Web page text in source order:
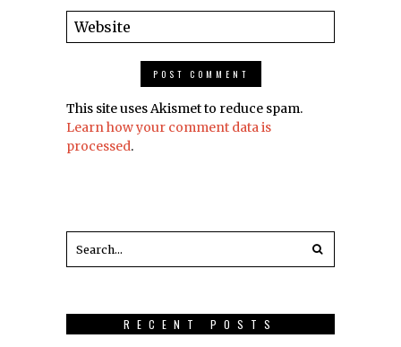
This site uses Akismet to reduce spam.
Learn how your comment data is
processed.
RECENT POSTS